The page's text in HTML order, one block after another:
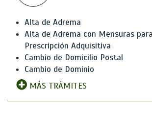
Alta de Adrema
Alta de Adrema con Mensuras para
Prescripción Adquisitiva
Cambio de Domicilio Postal
Cambio de Dominio
MÁS TRÁMITES